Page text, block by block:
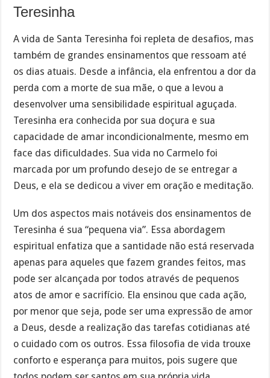
Teresinha
A vida de Santa Teresinha foi repleta de desafios, mas
também de grandes ensinamentos que ressoam até
os dias atuais. Desde a infância, ela enfrentou a dor da
perda com a morte de sua mãe, o que a levou a
desenvolver uma sensibilidade espiritual aguçada.
Teresinha era conhecida por sua doçura e sua
capacidade de amar incondicionalmente, mesmo em
face das dificuldades. Sua vida no Carmelo foi
marcada por um profundo desejo de se entregar a
Deus, e ela se dedicou a viver em oração e meditação.
Um dos aspectos mais notáveis dos ensinamentos de
Teresinha é sua “pequena via”. Essa abordagem
espiritual enfatiza que a santidade não está reservada
apenas para aqueles que fazem grandes feitos, mas
pode ser alcançada por todos através de pequenos
atos de amor e sacrifício. Ela ensinou que cada ação,
por menor que seja, pode ser uma expressão de amor
a Deus, desde a realização das tarefas cotidianas até
o cuidado com os outros. Essa filosofia de vida trouxe
conforto e esperança para muitos, pois sugere que